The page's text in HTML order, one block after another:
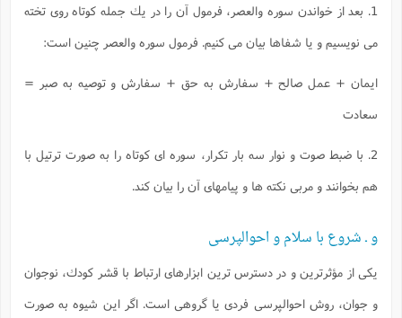
1. بعد از خواندن سوره والعصر، فرمول آن را در يك جمله كوتاه روى تخته
مى نويسيم و يا شفاها بيان مى كنيم. فرمول سوره والعصر چنين است:
ايمان + عمل صالح + سفارش به حق + سفارش و توصيه به صبر =
سعادت
2. با ضبط صوت و نوار سه بار تكرار، سوره اى كوتاه را به صورت ترتيل با
هم بخوانند و مربى نكته ها و پيامهاى آن را بيان كند.
و ـ شروع با سلام و احوالپرسى
يكى از مؤثرترين و در دسترس ترين ابزارهاى ارتباط با قشر كودك، نوجوان
و جوان، روش احوالپرسى فردى يا گروهى است. اگر اين شيوه به صورت